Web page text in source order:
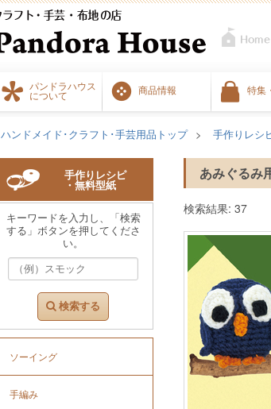
パンドラハウス
について
商品情報 特集
ハンドメイド･クラフト･手芸用品トップ 手作りレシ
あみぐるみ
検索結果: 37
手作りレシピ
・無料型紙
キーワードを入力し、「検索
する」ボタンを押してくださ
い。
検索する
ソーイング
手編み